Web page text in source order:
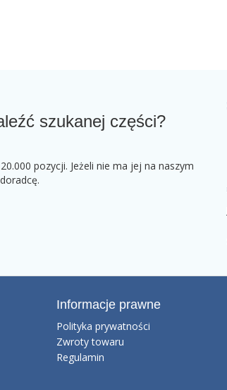
szukanej części?
pozycji. Jeżeli nie ma jej na naszym
Informacje prawne
Polityka prywatności
Zwroty towaru
Regulamin